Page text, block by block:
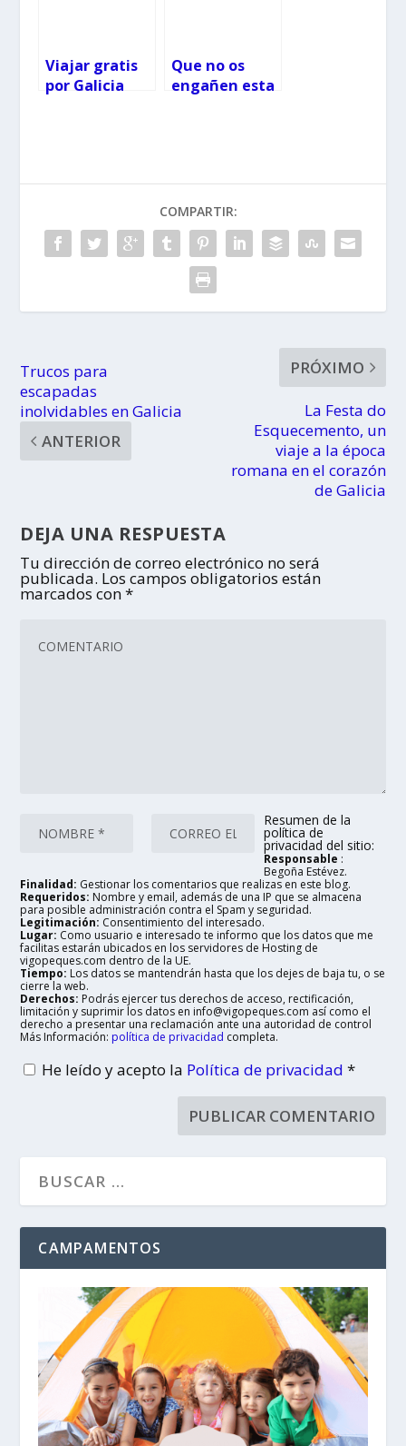
Viajar gratis
por Galicia
2026
Que no os
engañen esta
COMPARTIR:
Trucos para
escapadas
inolvidables en Galicia
ANTERIOR
PRÓXIMO
La Festa do
Esquecemento, un
viaje a la época
romana en el corazón
de Galicia
DEJA UNA RESPUESTA
Tu dirección de correo electrónico no será
publicada. Los campos obligatorios están
marcados con*
Resumen de la
política de
privacidad del sitio:
Responsable :
Begoña Estévez.
Finalidad: Gestionar los comentarios que realizas en este blog.
Requeridos: Nombre y email, además de una IP que se almacena
para posible administración contra el Spam y seguridad.
Legitimación: Consentimiento del interesado.
Lugar: Como usuario e interesado te informo que los datos que me
facilitas estarán ubicados en los servidores de Hosting de
vigopeques.com dentro de la UE.
Tiempo: Los datos se mantendrán hasta que los dejes de baja tu, o se
cierre la web.
Derechos: Podrás ejercer tus derechos de acceso, rectificación,
limitación y suprimir los datos en info@vigopeques.com así como el
derecho a presentar una reclamación ante una autoridad de control
Más Información: política de privacidad completa.
He leído y acepto la Política de privacidad*
CAMPAMENTOS